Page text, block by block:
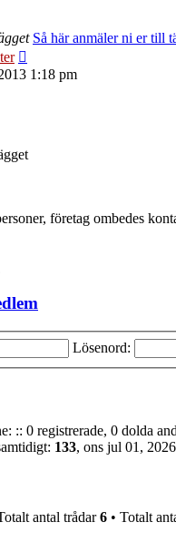
Så här anmäler ni er till
till
1:18 pm
företag ombedes
Lösenord:
:: 0 registrerade, 0 dolda
133, ons jul 01,
antal trådar6 • Totalt